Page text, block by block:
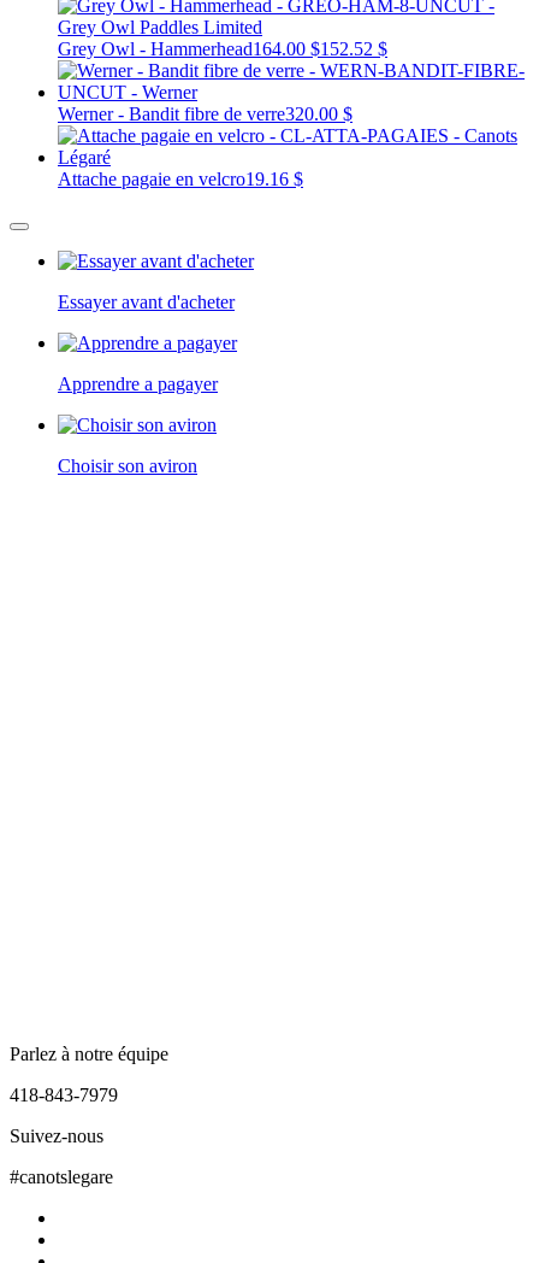
Grey Owl - Hammerhead164.00 $152.52 $
Werner - Bandit fibre de verre320.00 $
Attache pagaie en velcro19.16 $
Essayer avant d'acheter
Apprendre a pagayer
Choisir son aviron
Parlez à notre équipe
418-843-7979
Suivez-nous
#canotslegare